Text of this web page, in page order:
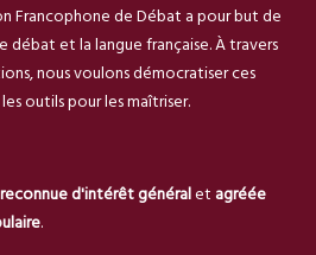
Francophone de Débat a pour but de
débat et la langue française. À travers
nous voulons démocratiser ces
outils pour les maîtriser.
d'intérêt généralet agréée
.